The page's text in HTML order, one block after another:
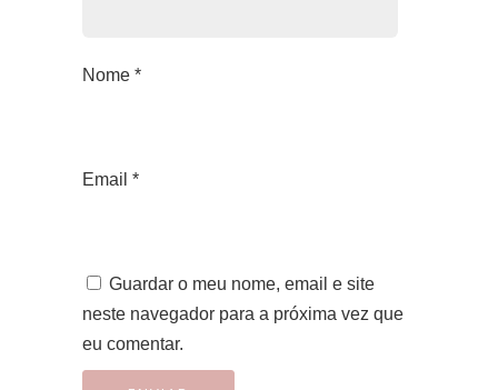
Nome *
Email *
Guardar o meu nome, email e site
neste navegador para a próxima vez que
eu comentar.